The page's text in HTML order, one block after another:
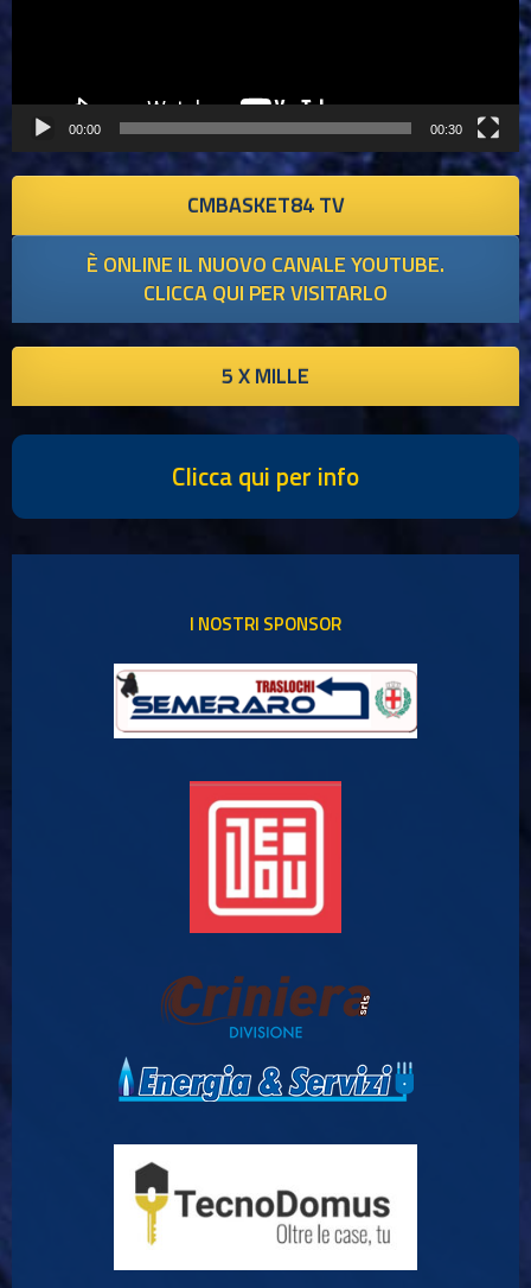
00:00 00:30
CMBASKET84 TV
È ONLINE IL NUOVO CANALE YOUTUBE.
CLICCA QUI PER VISITARLO
5 X MILLE
Clicca qui per info
I NOSTRI SPONSOR